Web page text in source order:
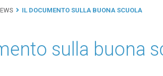
IL DOCUMENTO SULLA BUONA SCUOLA
sulla buona